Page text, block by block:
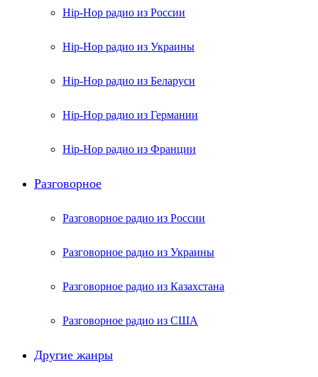
Hip-Hop радио из России
Hip-Hop радио из Украины
Hip-Hop радио из Беларуси
Hip-Hop радио из Германии
Hip-Hop радио из Франции
Разговорное
Разговорное радио из России
Разговорное радио из Украины
Разговорное радио из Казахстана
Разговорное радио из США
Другие жанры